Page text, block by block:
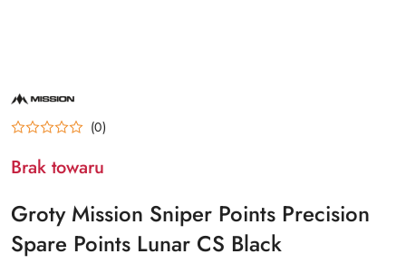
NAZWA
PRODUCENTA:
MISSION (0)
Brak towaru
Groty Mission Sniper Points Precision
Spare Points Lunar CS Black